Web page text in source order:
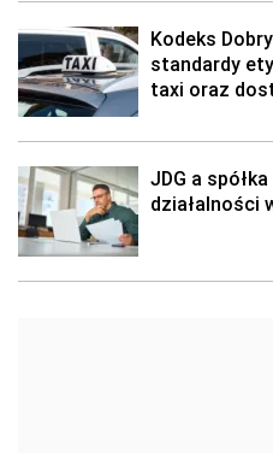
Kodeks
standardy
taxi oraz
JDG a
działalności